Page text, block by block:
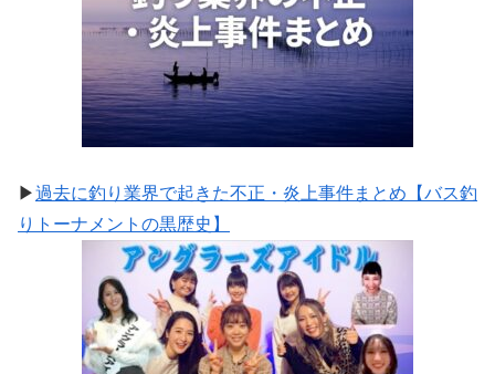
▶過去に釣り業界で起きた不正・炎上事件まとめ【バス釣
りトーナメントの黒歴史】